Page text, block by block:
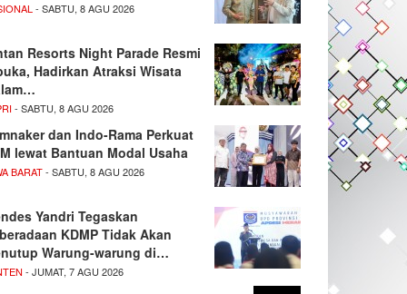
- SABTU, 8 AGU 2026
Resorts Night Parade Resmi
Hadirkan Atraksi Wisata
- SABTU, 8 AGU 2026
dan Indo-Rama Perkuat
lewat Bantuan Modal Usaha
BARAT- SABTU, 8 AGU 2026
Yandri Tegaskan
KDMP Tidak Akan
Warung-warung di…
- JUMAT, 7 AGU 2026